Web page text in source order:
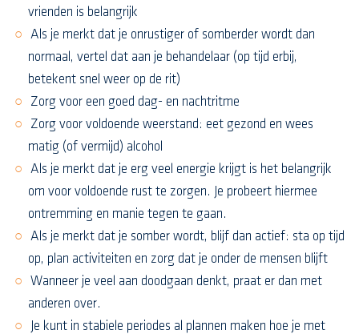
vrienden is belangrijk
Als je merkt dat je onrustiger of somberder wordt dan
normaal, vertel dat aan je behandelaar (op tijd erbij,
betekent snel weer op de rit)
Zorg voor een goed dag- en nachtritme
Zorg voor voldoende weerstand: eet gezond en wees
matig (of vermijd) alcohol
Als je merkt dat je erg veel energie krijgt is het belangrijk
om voor voldoende rust te zorgen. Je probeert hiermee
ontremming en manie tegen te gaan.
Als je merkt dat je somber wordt, blijf dan actief: sta op tijd
op, plan activiteiten en zorg dat je onder de mensen blijft
Wanneer je veel aan doodgaan denkt, praat er dan met
anderen over.
Je kunt in stabiele periodes al plannen maken hoe je met